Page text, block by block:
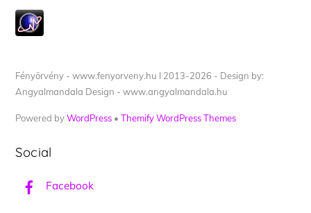
Fényörvény - www.fenyorveny.hu I 2013-2026 - Design by:
Angyalmandala Design - www.angyalmandala.hu
Powered byWordPress •Themify WordPress Themes
Social
Facebook